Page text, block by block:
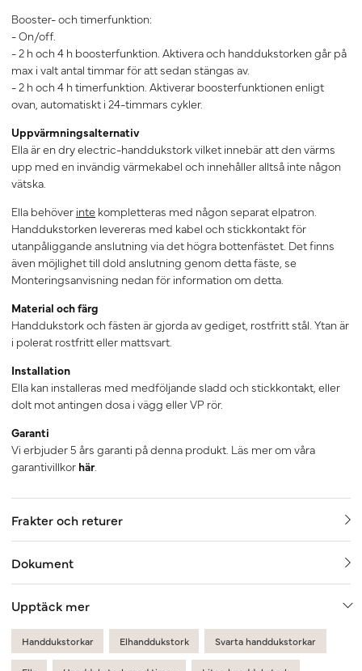
Booster- och timerfunktion:
- On/off.
- 2 h och 4 h boosterfunktion. Aktivera och handdukstorken går på
max i valt antal timmar för att sedan stängas av.
- 2 h och 4 h timerfunktion. Aktiverar boosterfunktionen enligt
ovan, automatiskt i 24-timmars cykler.
Uppvärmningsalternativ
Ella är en dry electric-handdukstork vilket innebär att den värms
upp med en invändig värmekabel och innehåller alltså inte någon
vätska.
Ella behöver inte kompletteras med någon separat elpatron.
Handdukstorken levereras med kabel och stickkontakt för
utanpåliggande anslutning via det högra bottenfästet. Det finns
även möjlighet till dold anslutning genom detta fäste, se
Monteringsanvisning nedan för information om detta.
Material och färg
Handdukstork och fästen är gjorda av gediget, rostfritt stål. Ytan är
i polerat rostfritt eller mattsvart.
Installation
Ella kan installeras med medföljande sladd och stickkontakt, eller
dolt mot antingen dosa i vägg eller VP rör.
Garanti
Vi erbjuder 5 års garanti på denna produkt. Läs mer om våra
garantivillkor här.
Frakter och returer
Dokument
Upptäck mer
Handdukstorkar Elhanddukstork Svarta handdukstorkar